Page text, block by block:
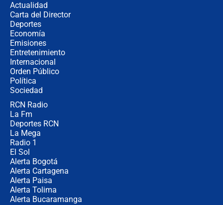
Actualidad
Carta del Director
Deportes
Economía
Emisiones
Entretenimiento
Internacional
Orden Público
Política
Sociedad
RCN Radio
La Fm
Deportes RCN
La Mega
Radio 1
El Sol
Alerta Bogotá
Alerta Cartagena
Alerta Paisa
Alerta Tolima
Alerta Bucaramanga